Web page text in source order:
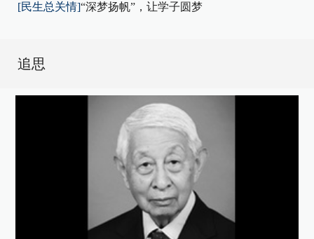
[民生总关情]“深梦扬帆”，让学子圆梦
追思